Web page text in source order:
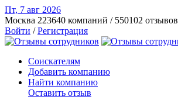
Пт, 7 авг 2026
Москва 223640 компаний / 550102 отзывов
Войти /Регистрация
Соискателям
Добавить компанию
Найти компанию
Оставить отзыв